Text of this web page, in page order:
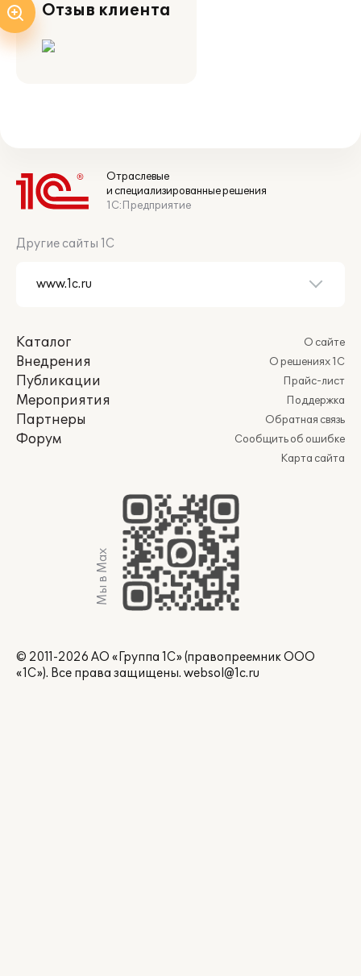
Отзыв клиента
Отраслевые
и специализированные решения
1С:Предприятие
Другие сайты 1С
Каталог
Внедрения
Публикации
Мероприятия
Партнеры
Форум
О сайте
О решениях 1С
Прайс-лист
Поддержка
Обратная связь
Сообщить об ошибке
Карта сайта
Мы в Max
© 2011-2026 АО «Группа 1С» (правопреемник ООО
«1С»). Все права защищены. websol@1c.ru